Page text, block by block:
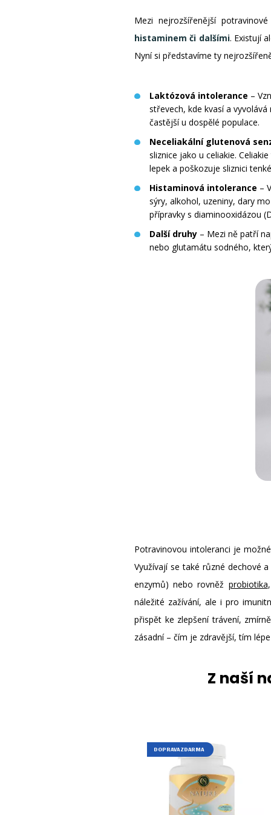
Mezi nejrozšířenější
histaminem či dalšími. Existují
Nyní si představíme ty
Laktózová intolerance –
střevech, kde kvasí a
častější u dospělé populace.
Neceliakální glutenová
sliznice jako u celiakie.
lepek a poškozuje sliznici
Histaminová intolerance –
sýry, alkohol, uzeniny, dary
přípravky s diaminooxidázou
Další druhy – Mezi ně patří
nebo glutamátu sodného,
Potravinovou intoleranci je
Využívají se také různé dechové
enzymů) nebo rovněž probiotika
náležité zažívání, ale i pro
přispět ke zlepšení trávení,
zásadní – čím je zdravější, tím
Z naší
DOPRAVA ZDARMA